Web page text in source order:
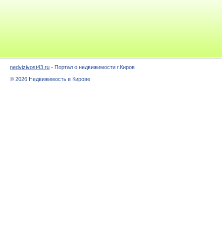
nedvizivost43.ru - Портал о недвижимости г.Киров
© 2026 Недвижимость в Кирове